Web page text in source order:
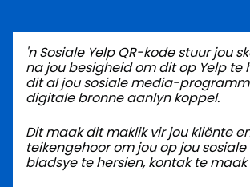
'n Sosiale Yelp QR-kode stuur jou
na jou besigheid om dit op Yelp te
dit al jou sosiale media-
digitale bronne aanlyn koppel.
Dit maak dit maklik vir jou kliënte
teikengehoor om jou op jou
bladsye te hersien, kontak te